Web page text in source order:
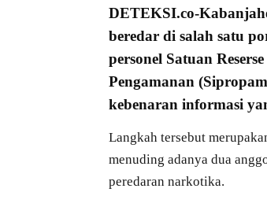
DETEKSI.co-
beredar di salah satu
personel Satuan
Pengamanan (Sipropam
kebenaran informasi
Langkah tersebut
menuding adanya dua
peredaran narkotika.